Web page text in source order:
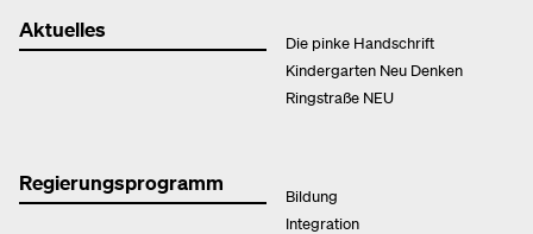
Aktuelles
Die pinke Handschrift
Kindergarten Neu Denken
Ringstraße NEU
Regierungsprogramm
Bildung
Integration